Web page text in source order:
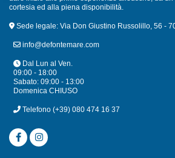
cortesia ed alla piena disponibilità.
Sede legale: Via Don Giustino Russolillo, 56 -
info@defontemare.com
Dal Lun al Ven.
09:00 - 18:00
Sabato: 09:00 - 13:00
Domenica CHIUSO
Telefono (+39) 080 474 16 37